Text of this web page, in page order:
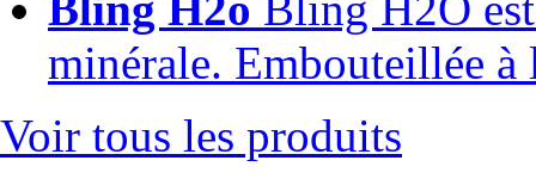
minérale. Embouteillée à
Voir tous les produits